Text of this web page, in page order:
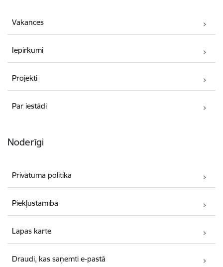
Vakances
Iepirkumi
Projekti
Par iestādi
Noderīgi
Privātuma politika
Piekļūstamība
Lapas karte
Draudi, kas saņemti e-pastā